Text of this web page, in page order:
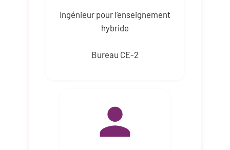
Ingénieur pour l’enseignement
hybride
Bureau CE-2